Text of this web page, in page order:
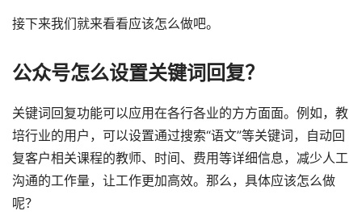
接下来我们就来看看应该怎么做吧。
公众号怎么设置关键词回复？
关键词回复功能可以应用在各行各业的方方面面。例如，教
培行业的用户，可以设置通过搜索“语文”等关键词，自动回
复客户相关课程的教师、时间、费用等详细信息，减少人工
沟通的工作量，让工作更加高效。那么，具体应该怎么做
呢？